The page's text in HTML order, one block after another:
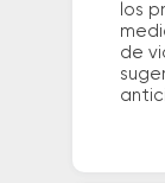
los
de